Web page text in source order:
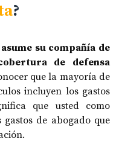
?
su compañía de
de defensa
que la mayoría de
incluyen los gastos
que usted como
de abogado que